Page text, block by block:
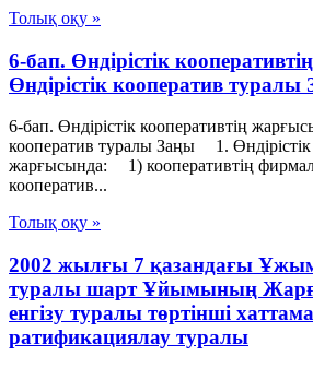
Толық оқу »
6-бап. Өндiрiстiк
Өндiрiстiк кооператив туралы
6-бап. Өндiрiстiк кооперативтiң
кооператив туралы Заңы 1. Өндiрiстiк
жарғысында: 1) кооперативтiң
кооператив...
Толық оқу »
2002 жылғы 7 қазандағы
туралы шарт Ұйымының
енгізу туралы төртінші
ратификациялау туралы